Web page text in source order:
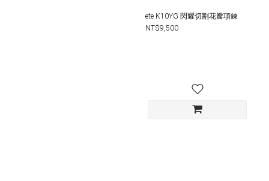
ete K10YG 閃耀切割花瓣項鍊
NT$9,500